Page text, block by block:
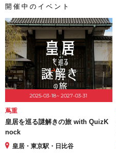
開催中のイベント
2025-03-18~ 2027-03-31
蔦重
皇居を巡る謎解きの旅 with QuizK
nock
皇居・東京駅・日比谷